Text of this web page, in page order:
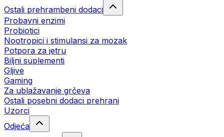
Ostali prehrambeni dodaci
Probavni enzimi
Probiotici
Nootropici i stimulansi za mozak
Potpora za jetru
Biljni suplementi
Gljive
Gaming
Za ublažavanje grčeva
Ostali posebni dodaci prehrani
Uzorci
Odjeća